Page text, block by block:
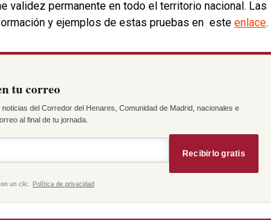
validez permanente en todo el territorio nacional. Las
y ejemplos de estas pruebas en este enlace.
tu correo
del Corredor del Henares, Comunidad de Madrid, nacionales e
al final de tu jornada.
Recibirlo gratis
un clic. Política de privacidad